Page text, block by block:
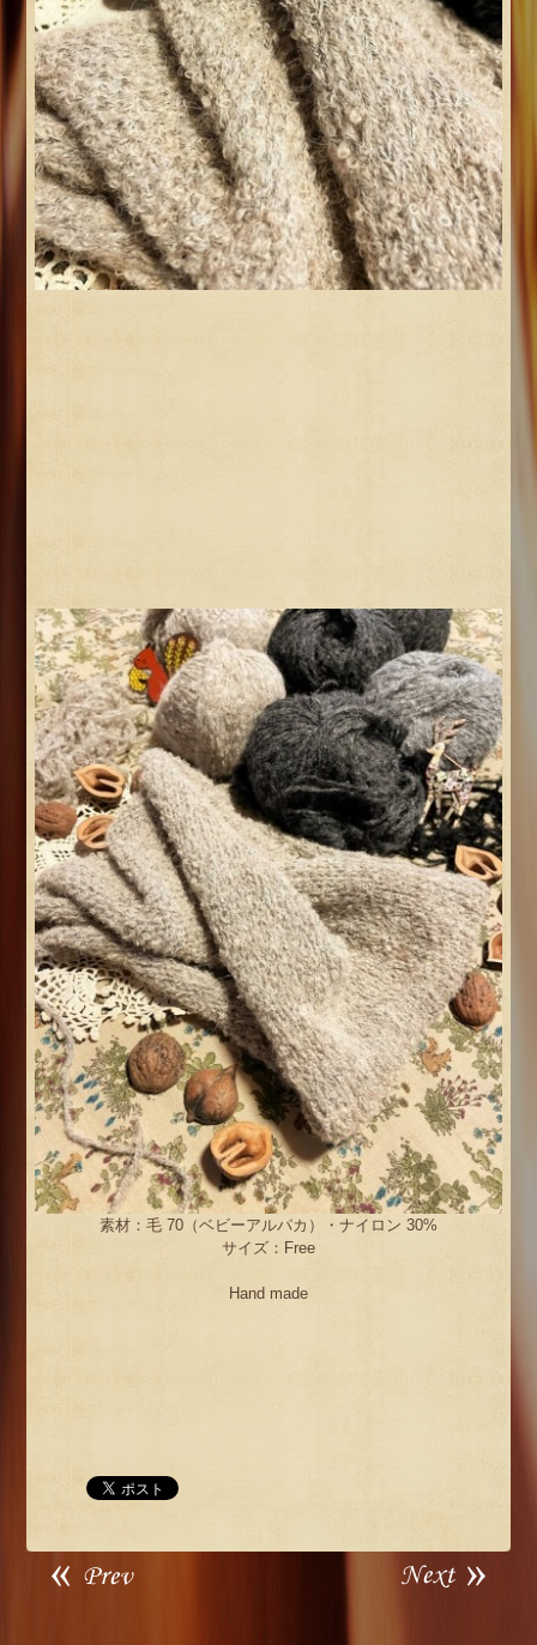
素材：毛 70（ベビーアルパカ）・ナイロン 30%
サイズ：Free
Hand made